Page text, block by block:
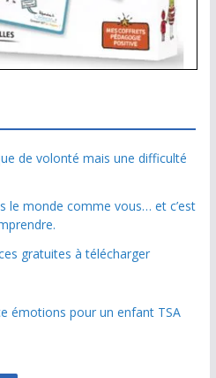
de volonté mais une difficulté
le monde comme vous… et c’est
gratuites à télécharger
émotions pour un enfant TSA